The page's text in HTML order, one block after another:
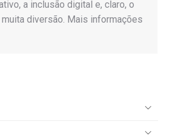
a inclusão digital e, claro, o
diversão. Mais informações